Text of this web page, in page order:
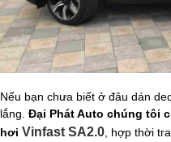
Nếu bạn chưa biết ở đâu dán
lắng. Đại Phát Auto chúng tôi
hơi Vinfast SA2.0 , hợp thời